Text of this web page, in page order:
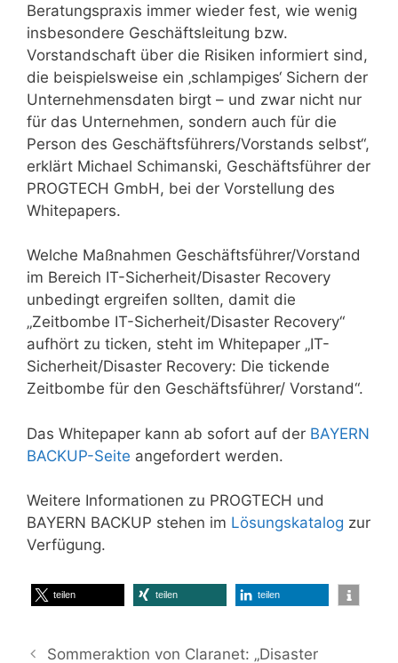
Beratungspraxis immer wieder fest, wie wenig
insbesondere Geschäftsleitung bzw.
Vorstandschaft über die Risiken informiert sind,
die beispielsweise ein ‚schlampiges‘ Sichern der
Unternehmensdaten birgt – und zwar nicht nur
für das Unternehmen, sondern auch für die
Person des Geschäftsführers/Vorstands selbst“,
erklärt Michael Schimanski, Geschäftsführer der
PROGTECH GmbH, bei der Vorstellung des
Whitepapers.
Welche Maßnahmen Geschäftsführer/Vorstand
im Bereich IT-Sicherheit/Disaster Recovery
unbedingt ergreifen sollten, damit die
„Zeitbombe IT-Sicherheit/Disaster Recovery“
aufhört zu ticken, steht im Whitepaper „IT-
Sicherheit/Disaster Recovery: Die tickende
Zeitbombe für den Geschäftsführer/ Vorstand“.
Das Whitepaper kann ab sofort auf der BAYERN
BACKUP-Seite angefordert werden.
Weitere Informationen zu PROGTECH und
BAYERN BACKUP stehen im Lösungskatalog zur
Verfügung.
teilen teilen teilen
Sommeraktion von Claranet: „Disaster